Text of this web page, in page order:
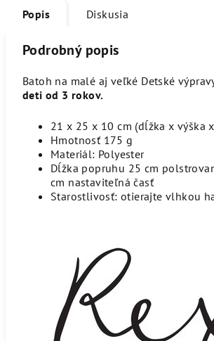
Popis Diskusia
Podrobný popis
Batoh na malé aj veľké Detské
deti od 3 rokov.
21 x 25 x 10 cm (dĺžka x výška
Hmotnosť 175 g
Materiál: Polyester
Dĺžka popruhu 25 cm
cm nastaviteľná časť
Starostlivosť: otierajte vlhkou